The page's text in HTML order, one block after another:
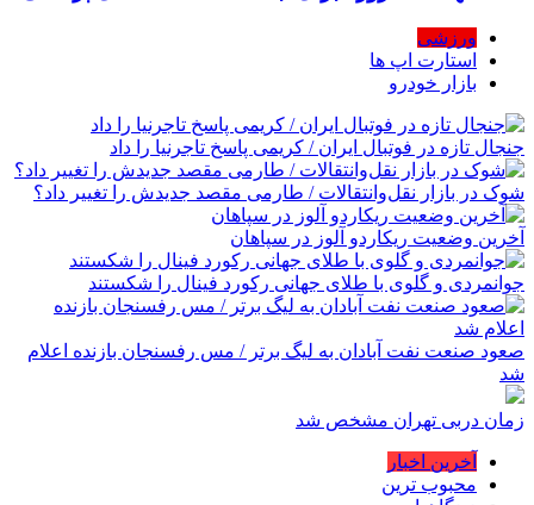
ورزشی
استارت اپ ها
بازار خودرو
جنجال تازه در فوتبال ایران / کریمی پاسخ تاجرنیا را داد
شوک در بازار نقل‌وانتقالات / طارمی مقصد جدیدش را تغییر داد؟
آخرین وضعیت ریکاردو آلوز در سپاهان
جوانمردی و گلوی با طلای جهانی رکورد فینال را شکستند
صعود صنعت نفت آبادان به لیگ برتر / مس رفسنجان بازنده اعلام
شد
زمان دربی تهران مشخص شد
آخرین اخبار
محبوب ترین